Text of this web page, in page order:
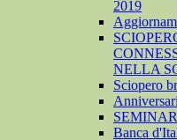
2019
NELLA
Sciopero
Banca